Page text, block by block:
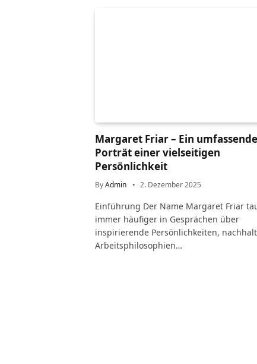
Margaret Friar – Ein
Porträt einer vielseitigen
Persönlichkeit
ByAdmin 2. Dezember 2025
Einführung Der Name Margaret Friar
immer häufiger in Gesprächen über
inspirierende Persönlichkeiten,
Arbeitsphilosophien…